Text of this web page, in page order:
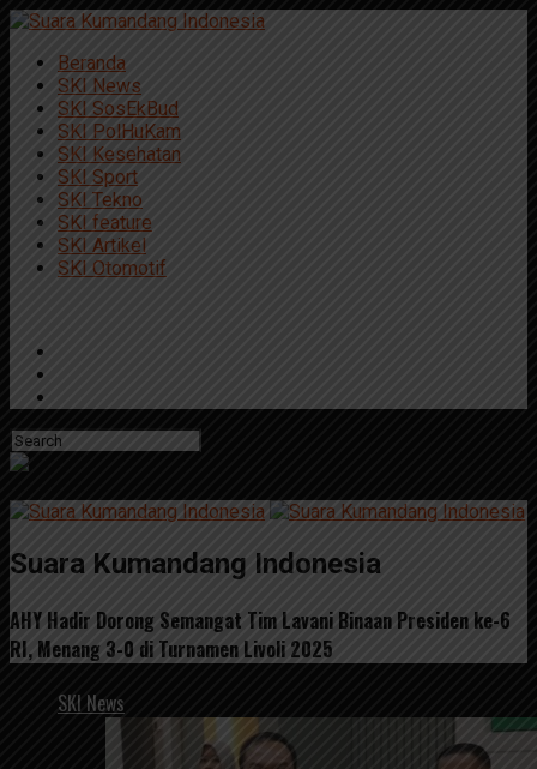
Beranda
SKI News
SKI SosEkBud
SKI PolHuKam
SKI Kesehatan
SKI Sport
SKI Tekno
SKI feature
SKI Artikel
SKI Otomotif
Suara Kumandang Indonesia
AHY Hadir Dorong Semangat Tim Lavani Binaan Presiden ke-6
RI, Menang 3-0 di Turnamen Livoli 2025
SKI News